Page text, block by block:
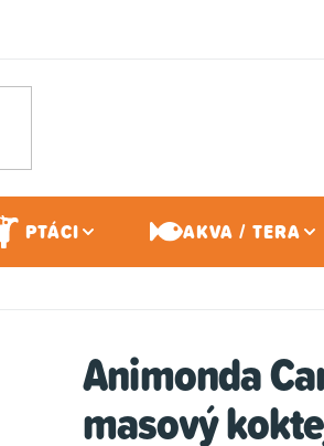
PTÁCI AKVA / TERA
Animonda
masový